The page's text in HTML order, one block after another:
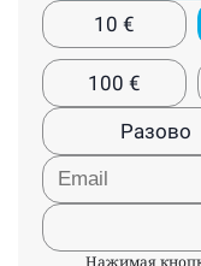
10 €
100 €
Разово
Нажимая